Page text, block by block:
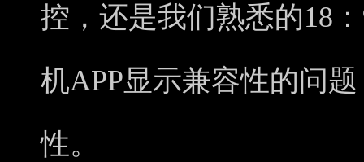
控，还是我们熟悉的18
机APP显示兼容性的问
性。